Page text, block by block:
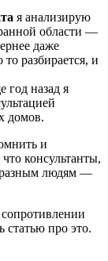
я анализирую
области —
даже
разбирается, и
год назад я
домов.
и
консультанты,
разным людям —
статью про это.